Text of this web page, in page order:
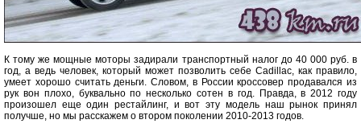
К тому же мощные моторы задирали транспортный налог до 40 000 руб. в
год, а ведь человек, который может позволить себе Cadillac, как правило,
умеет хорошо считать деньги. Словом, в России кроссовер продавался из
рук вон плохо, буквально по несколько сотен в год. Правда, в 2012 году
произошел еще один рестайлинг, и вот эту модель наш рынок принял
получше, но мы расскажем о втором поколении 2010-2013 годов.